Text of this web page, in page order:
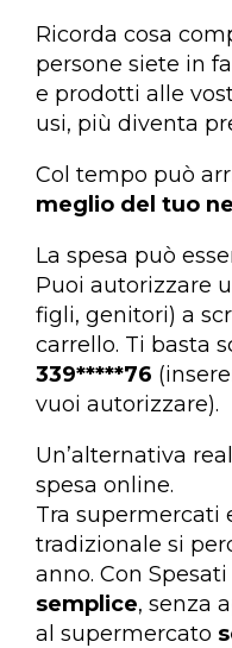
Ricorda cosa
persone siete in
e prodotti alle
usi, più diventa
Col tempo può
meglio del tuo
La spesa può
Puoi autorizzare
figli, genitori) a
carrello. Ti basta
339*****76
vuoi autorizzare).
Un’alternativa
spesa online.
Tra supermercati
tradizionale si
anno. Con
semplice, senza
al supermercato